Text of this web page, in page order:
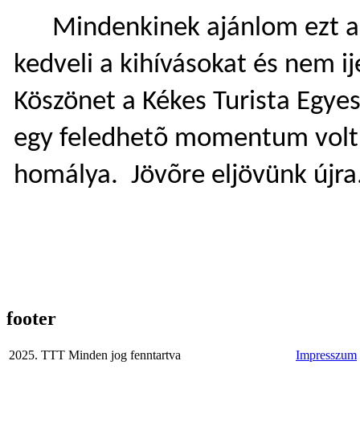
Mindenkinek ajánlom ezt
kedveli a kihívásokat és nem
Köszönet a Kékes Turista
egy feledhetõ momentum
homálya. Jövõre eljövünk
footer
2025. TTT Minden jog fenntartva Impresszum